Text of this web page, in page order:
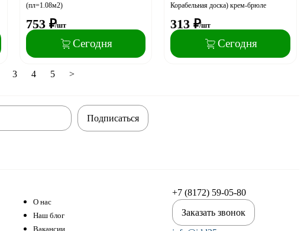
(пл=1.08м2)
753 ₽/шт
Сегодня
Корабельная доска) крем-брюле
313 ₽/шт
Сегодня
3 4 5 >
Подписаться
О нас
Наш блог
Вакансии
+7 (8172) 59-05-80
Заказать звонок